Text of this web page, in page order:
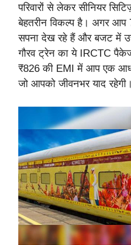
परिवारों से लेकर सीनियर
बेहतरीन विकल्प है। अगर आप 7
सपना देख रहे हैं और बजट में
गौरव ट्रेन का ये IRCTC
₹826 की EMI में आप एक
जो आपको जीवनभर याद रहेगी।